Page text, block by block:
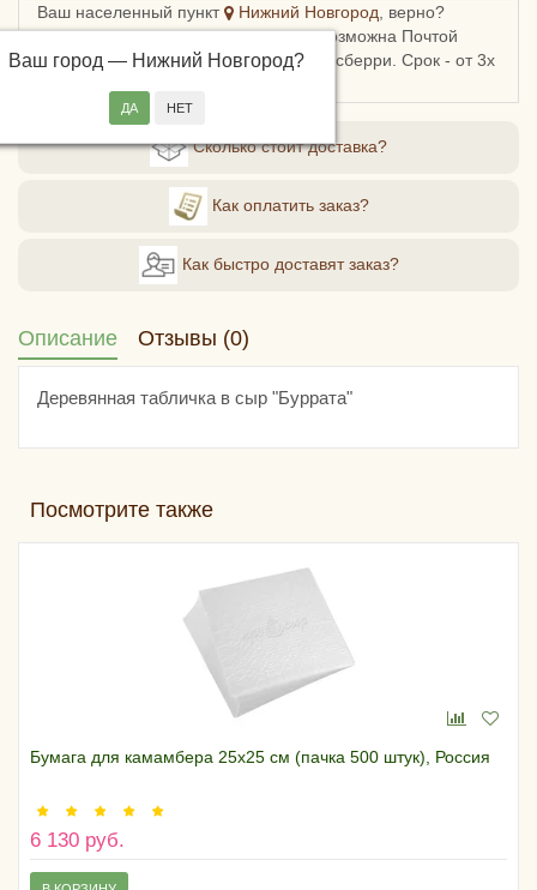
Ваш населенный пункт
Нижний Новгород , верно?
Ваш город — Нижний Новгород?
Доставка в Нижегородскую область возможна Почтой
России, СДЭКом, Пятерочкой или Боксберри. Срок - от 3х
Сколько стоит доставка?
Как оплатить заказ?
Как быстро доставят заказ?
Описание Отзывы (0)
Деревянная табличка в сыр "Буррата"
Посмотрите также
Бумага для камамбера 25х25 см (пачка 500 штук), Россия
6 130 руб.